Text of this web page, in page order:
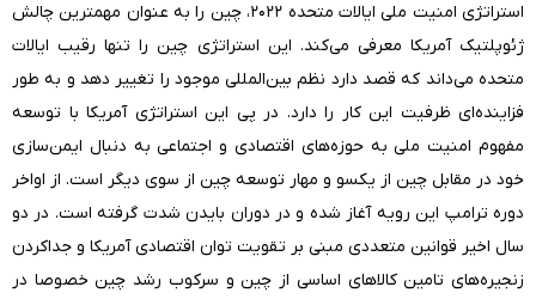
استراتژی امنیت ملی ایالات متحده ۲۰۲۲، چین را به عنوان مهمترین چالش
ژئوپلتیک آمریکا معرفی می‌کند. این استراتژی چین را تنها رقیب ایالات
متحده می‌داند که قصد دارد نظم بین‌المللی موجود را تغییر دهد و به طور
فزاینده‌ای ظرفیت این کار را دارد. در پی این استراتژی آمریکا با توسعه
مفهوم امنیت ملی به حوزه‌های اقتصادی و اجتماعی به دنبال ایمن‌سازی
خود در مقابل چین از یکسو و مهار توسعه چین از سوی دیگر است. از اواخر
دوره ترامپ این رویه آغاز شده و در دوران بایدن شدت گرفته است. در دو
سال اخیر قوانین متعددی مبنی بر تقویت توان اقتصادی آمریکا و جدا‌کردن
زنجیره‌های تامین کالاهای اساسی از چین و سرکوب رشد چین خصوصا در